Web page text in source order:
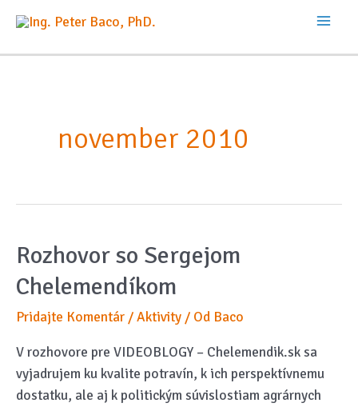
obsah
november 2010
Rozhovor so Sergejom
Chelemendíkom
Pridajte Komentár /Aktivity / Od Baco
V rozhovore pre VIDEOBLOGY – Chelemendik.sk sa
vyjadrujem ku kvalite potravín, k ich perspektívnemu
dostatku, ale aj k politickým súvislostiam agrárnych